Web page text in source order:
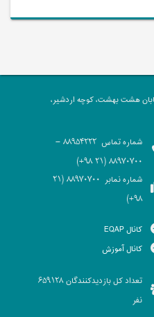
هشت بهشت، کوچه اردشیر،
شماره تماس
88954222 -
88970700 (21 98+)
شماره نمابر
88970700 (21
98+)
کانال EQAP
کانال آموزش
تعداد کل بازدیدکنندگان 659128
نفر